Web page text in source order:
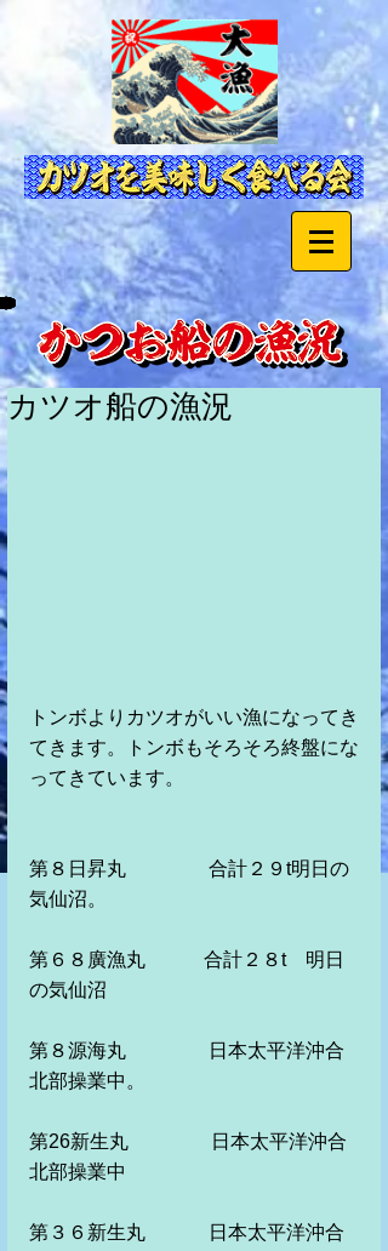
カツオ船の漁況
トンボよりカツオがいい漁になってき
てきます。トンボもそろそろ終盤にな
ってきています。
第８日昇丸　　　　 合計２９t明日の
気仙沼。
第６８廣漁丸　　　合計２８t　明日
の気仙沼
第８源海丸　　　 　日本太平洋沖合
北部操業中。
第26新生丸　　　　 日本太平洋沖合
北部操業中
第３６新生丸　　　 日本太平洋沖合